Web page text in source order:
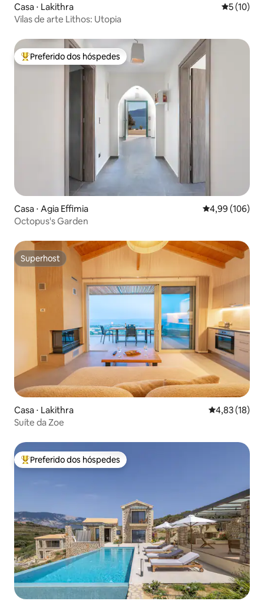
Casa ⋅ Lakithra 5 de uma
5 (10)
Vilas de arte Lithos: Utopia
Entre os melhores preferidos dos hóspedes
Preferido dos hóspedes
Casa ⋅ Agia Effimia 4,99 de uma
4,99 (106)
Octopus's Garden
Superhost
Superhost
Casa ⋅ Lakithra 4,83 de uma
4,83 (18)
Suíte da Zoe
Entre os melhores preferidos dos hóspedes
Preferido dos hóspedes